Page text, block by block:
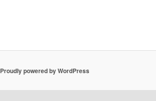
Proudly powered by WordPress